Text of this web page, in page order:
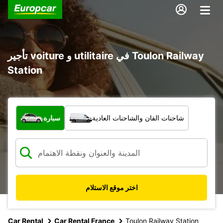
تأجير voiture و utilitaire في Toulon Railway
Station
ما نوع المركبة؟
سيارة شاحنات الفان والشاحنات العادية
اختر موقع الاستلام
Car Rental Car Rental France Toulon Railway Station